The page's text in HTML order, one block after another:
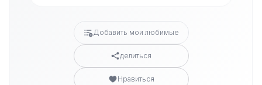
Добавить мои любимые
делиться
Нравиться